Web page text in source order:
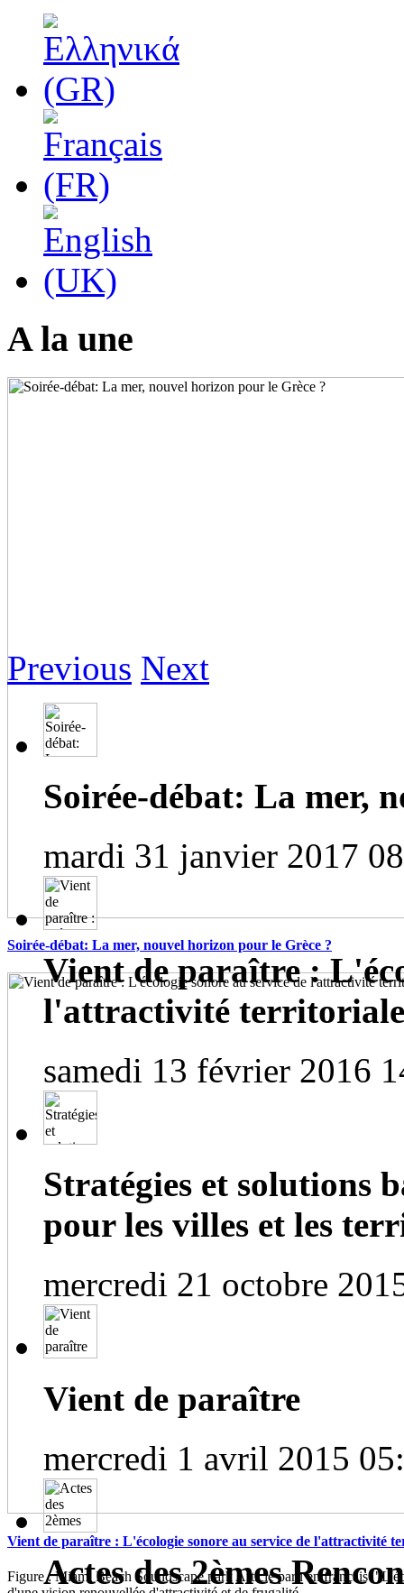
A la une
Soirée-débat: La mer, nouvel horizon pour le Grèce ?
Vient de paraître : L'écologie sonore au service de l'attractivité
Figure : Miami Beach Soundscape park Article paru en français
Previous Next
Soirée-débat: La mer,
mardi 31 janvier 2017
Vient de paraître :
l'attractivité territoriale
samedi 13 février 2016
Stratégies et solutions
pour les villes et les
mercredi 21 octobre
Vient de paraître
mercredi 1 avril 2015
Actes des 2èmes